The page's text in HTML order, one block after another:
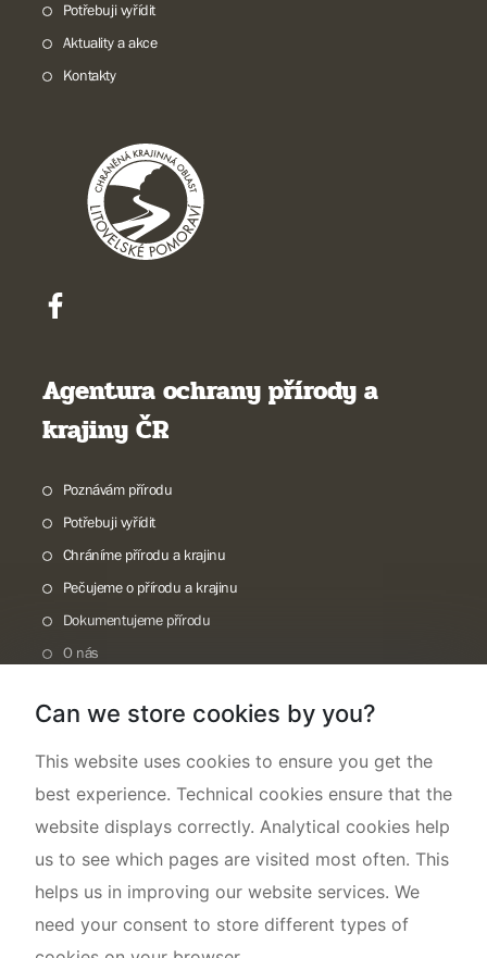
Potřebuji vyřídit
Aktuality a akce
Kontakty
Agentura ochrany přírody a
krajiny ČR
Poznávám přírodu
Potřebuji vyřídit
Chráníme přírodu a krajinu
Pečujeme o přírodu a krajinu
Dokumentujeme přírodu
O nás
Can we store cookies by you?
This website uses cookies to ensure you get the
best experience. Technical cookies ensure that the
website displays correctly. Analytical cookies help
us to see which pages are visited most often. This
helps us in improving our website services. We
need your consent to store different types of